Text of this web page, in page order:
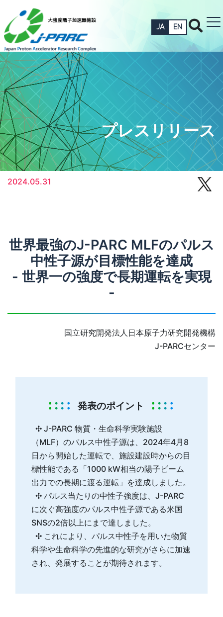
JA EN
プレスリリース
2024.05.31
世界最強のJ-PARC MLFのパルス
中性子源が目標性能を達成
- 世界一の強度で長期運転を実現
-
国立研究開発法人日本原子力研究開発機構
J-PARCセンター
発表のポイント
✣ J-PARC 物質・生命科学実験施設
（MLF）のパルス中性子源は、2024年4月8
日から開始した運転で、施設建設時からの目
標性能である「1000 kW相当の陽子ビーム
出力での長期に渡る運転」を達成しました。
✣ パルス当たりの中性子強度は、J-PARC
に次ぐ高強度のパルス中性子源である米国
SNSの2倍以上にまで達しました。
✣ これにより、パルス中性子を用いた物質
科学や生命科学の先進的な研究がさらに加速
され、発展することが期待されます。